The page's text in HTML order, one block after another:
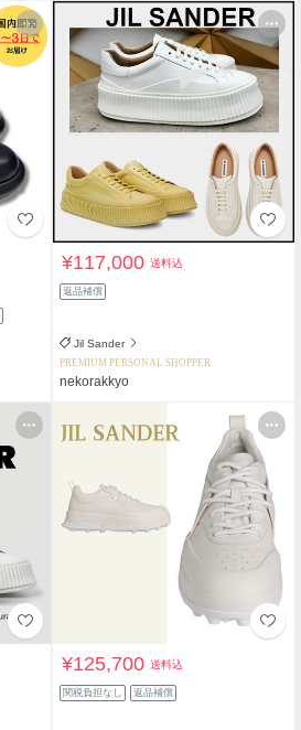
¥117,000送料込
返品補償
Jil Sander
PREMIUM PERSONAL SHOPPER
nekorakkyo
¥125,700送料込
関税負担なし 返品補償